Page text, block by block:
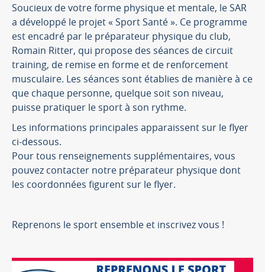
Soucieux de votre forme physique et mentale, le SAR
a développé le projet « Sport Santé ». Ce programme
est encadré par le préparateur physique du club,
Romain Ritter, qui propose des séances de circuit
training, de remise en forme et de renforcement
musculaire. Les séances sont établies de manière à ce
que chaque personne, quelque soit son niveau,
puisse pratiquer le sport à son rythme.
Les informations principales apparaissent sur le flyer
ci-dessous.
Pour tous renseignements supplémentaires, vous
pouvez contacter notre préparateur physique dont
les coordonnées figurent sur le flyer.
Reprenons le sport ensemble et inscrivez vous !